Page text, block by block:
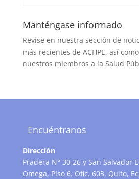
Manténgase informado
Revise en nuestra sección de
más recientes de ACHPE, así
nuestros miembros a la Salud
Encuéntranos
Dirección
Pradera N° 30-26 y San Salvador
Omega, Piso 6. Ofic. 603. Quito,